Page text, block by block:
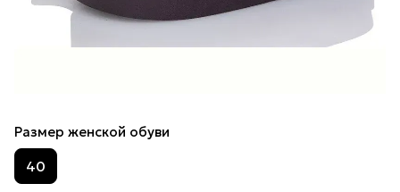
Размер женской обуви
40